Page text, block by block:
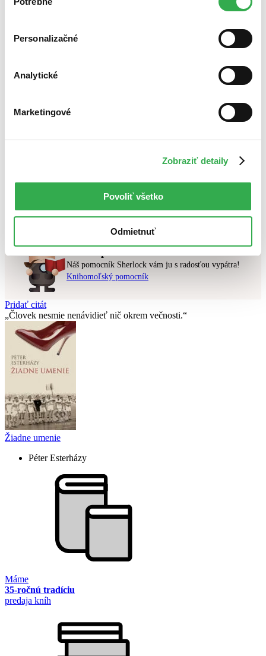
súhlasu
Personalizačné
Analytické
Marketingové
Zobraziť detaily
Povoliť všetko
Odmietnuť
Bestsellery
Najlacnejšie
vyhovujúci zadaným podmienkam.
Skúste prosím zmeniť vyhľadávaný výraz.
Náš pomocník Sherlock vám ju s radosťou vypátra!
Knihomoľský pomocník
Pridať citát
Človek nesmie nenávidieť nič okrem večnosti.
Žiadne umenie
Péter Esterházy
Máme
35-ročnú tradíciu
predaja kníh